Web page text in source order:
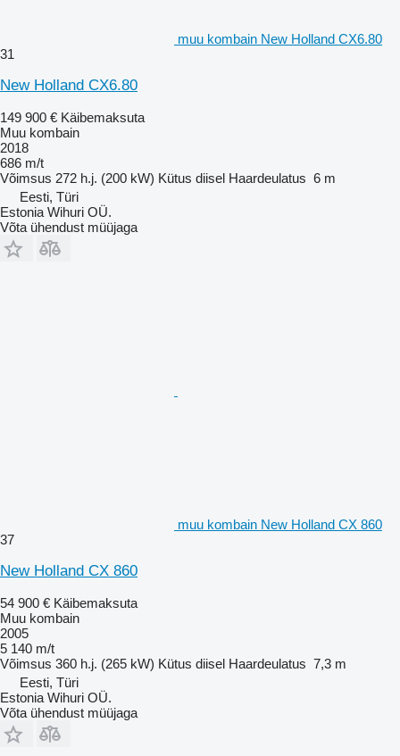
muu kombain New Holland CX6.80
31
New Holland CX6.80
149 900 € Käibemaksuta
Muu kombain
2018
686 m/t
Võimsus 272 h.j. (200 kW) Kütus diisel Haardeulatus 6 m
Eesti, Türi
Estonia Wihuri OÜ.
Võta ühendust müüjaga
muu kombain New Holland CX 860
37
New Holland CX 860
54 900 € Käibemaksuta
Muu kombain
2005
5 140 m/t
Võimsus 360 h.j. (265 kW) Kütus diisel Haardeulatus 7,3 m
Eesti, Türi
Estonia Wihuri OÜ.
Võta ühendust müüjaga